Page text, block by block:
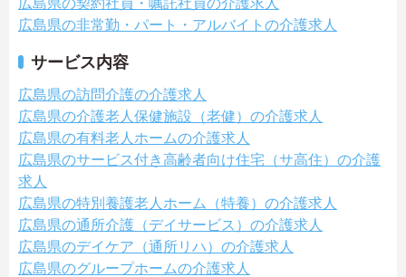
広島県の非常勤・パート・アルバイトの介護求人
サービス内容
広島県の訪問介護の介護求人
広島県の介護老人保健施設（老健）の介護求人
広島県の有料老人ホームの介護求人
広島県のサービス付き高齢者向け住宅（サ高住）の介護
求人
広島県の特別養護老人ホーム（特養）の介護求人
広島県の通所介護（デイサービス）の介護求人
広島県のデイケア（通所リハ）の介護求人
広島県のグループホームの介護求人